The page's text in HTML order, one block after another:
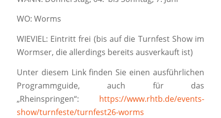
WO: Worms
WIEVIEL: Eintritt frei (bis auf die Turnfest Show im
Wormser, die allerdings bereits ausverkauft ist)
Unter diesem Link finden Sie einen ausführlichen
Programmguide, auch für das
„Rheinspringen“: https://www.rhtb.de/events-
show/turnfeste/turnfest26-worms